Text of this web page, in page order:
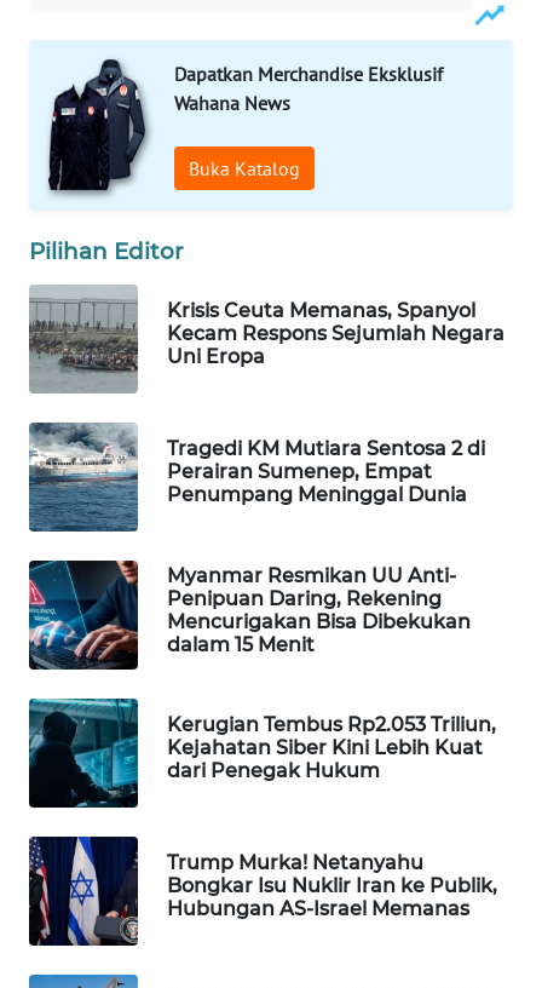
Dapatkan Merchandise Eksklusif
Wahana News
Buka Katalog
Pilihan Editor
Krisis Ceuta Memanas, Spanyol
Kecam Respons Sejumlah Negara
Uni Eropa
Tragedi KM Mutiara Sentosa 2 di
Perairan Sumenep, Empat
Penumpang Meninggal Dunia
Myanmar Resmikan UU Anti-
Penipuan Daring, Rekening
Mencurigakan Bisa Dibekukan
dalam 15 Menit
Kerugian Tembus Rp2.053 Triliun,
Kejahatan Siber Kini Lebih Kuat
dari Penegak Hukum
Trump Murka! Netanyahu
Bongkar Isu Nuklir Iran ke Publik,
Hubungan AS-Israel Memanas
WAHANA
LISTRIK
WAHANA
TRAVEL
WAHANA
WAHANANEWS
ID
WAHANANEWS
CO ID
WAHANANEWS
NET
WAHANA
SPORT
WAHANA
WAHANA
SELEB
WAHANA
PERSONA
WAHANA